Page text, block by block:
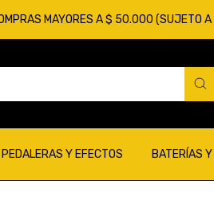
MAYORES A $ 50.000 (SUJETO A
Y EFECTOS BATERÍAS